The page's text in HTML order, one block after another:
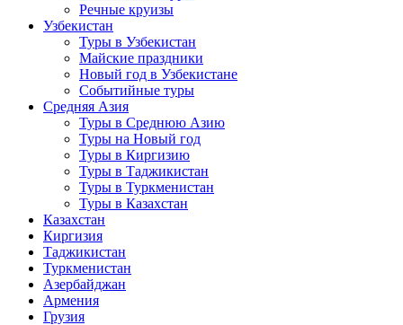
Речные круизы
Узбекистан
Туры в Узбекистан
Майские праздники
Новый год в Узбекистане
Событийные туры
Средняя Азия
Туры в Среднюю Азию
Туры на Новый год
Туры в Киргизию
Туры в Таджикистан
Туры в Туркменистан
Туры в Казахстан
Казахстан
Киргизия
Таджикистан
Туркменистан
Азербайджан
Армения
Грузия